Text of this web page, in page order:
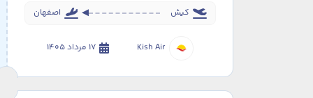
کیش اصفهان
Kish Air 17 مرداد 1405